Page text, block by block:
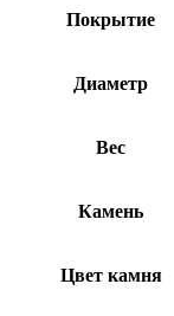
Покрытие
Диаметр
Вес
Камень
Цвет камня